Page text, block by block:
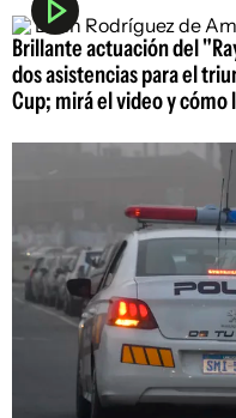
Brillante actuación del
dos asistencias para el
Cup; mirá el video y cómo